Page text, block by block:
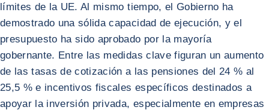
límites de la UE. Al mismo tiempo, el Gobierno ha
demostrado una sólida capacidad de ejecución, y el
presupuesto ha sido aprobado por la mayoría
gobernante. Entre las medidas clave figuran un aumento
de las tasas de cotización a las pensiones del 24 % al
25,5 % e incentivos fiscales específicos destinados a
apoyar la inversión privada, especialmente en empresas